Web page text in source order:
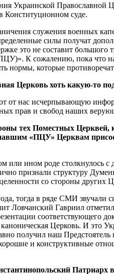
Украинской Православной
Конституционном суде.
служения военных
силы получат
это не составит большого
К сожалению, пока что
нормы, которые
Церковь хоть какую-то
от нас исчерпывающую
прав и свобод наших
тех Поместных Церквей,
«ПЦУ» Церквам
или ином роде столкнулось
признали структуру
со стороны
тогда в ряде СМИ звучали
Ловчанский Гавриил
соответствующего
каноническая Церковь. И это
получил наш
и конструктивные